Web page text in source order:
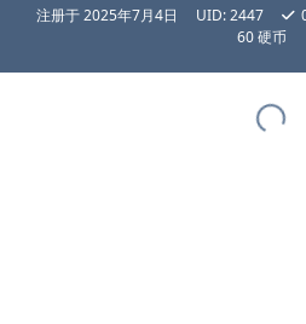
注册于2025年7月4日 UID:2447
60 硬币